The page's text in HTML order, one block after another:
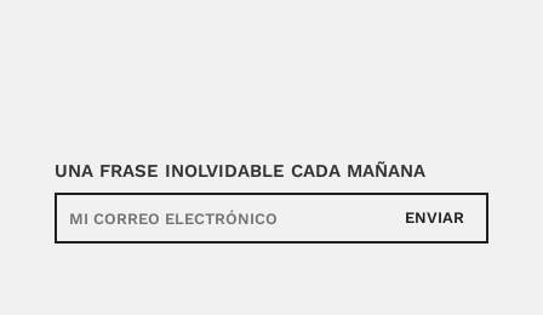
UNA FRASE INOLVIDABLE CADA MAÑANA
ENVIAR